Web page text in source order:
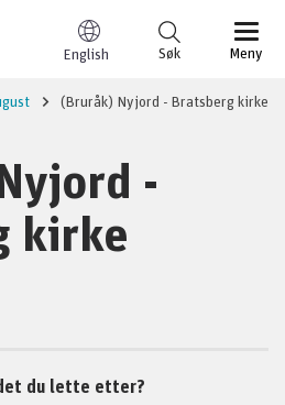
English Meny
Søk
(Bruråk) Nyjord - Bratsberg kirke
-
kirke
du lette etter?